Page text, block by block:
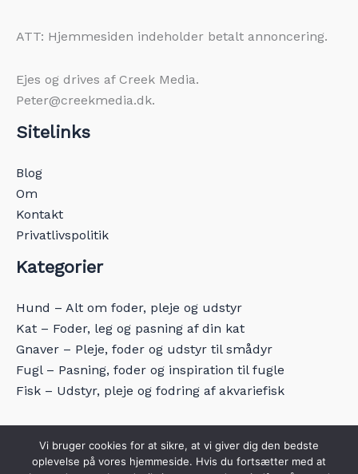
ATT: Hjemmesiden indeholder betalt annoncering.
Ejes og drives af Creek Media.
Peter@creekmedia.dk.
Sitelinks
Blog
Om
Kontakt
Privatlivspolitik
Kategorier
Hund – Alt om foder, pleje og udstyr
Kat – Foder, leg og pasning af din kat
Gnaver – Pleje, foder og udstyr til smådyr
Fugl – Pasning, foder og inspiration til fugle
Fisk – Udstyr, pleje og fodring af akvariefisk
Vi bruger cookies for at sikre, at vi giver dig den bedste
oplevelse på vores hjemmeside. Hvis du fortsætter med at